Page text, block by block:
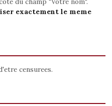
exactement le meme
censurees.